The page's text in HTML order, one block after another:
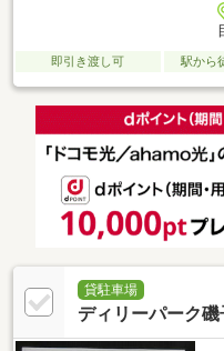
即引き渡し可 駅から
貸駐車場
ディリーパーク